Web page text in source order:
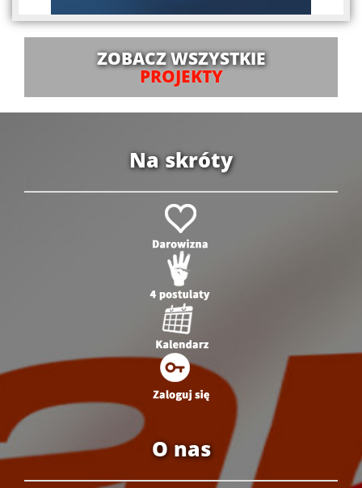
ZOBACZ WSZYSTKIE
PROJEKTY
Na skróty
O nas